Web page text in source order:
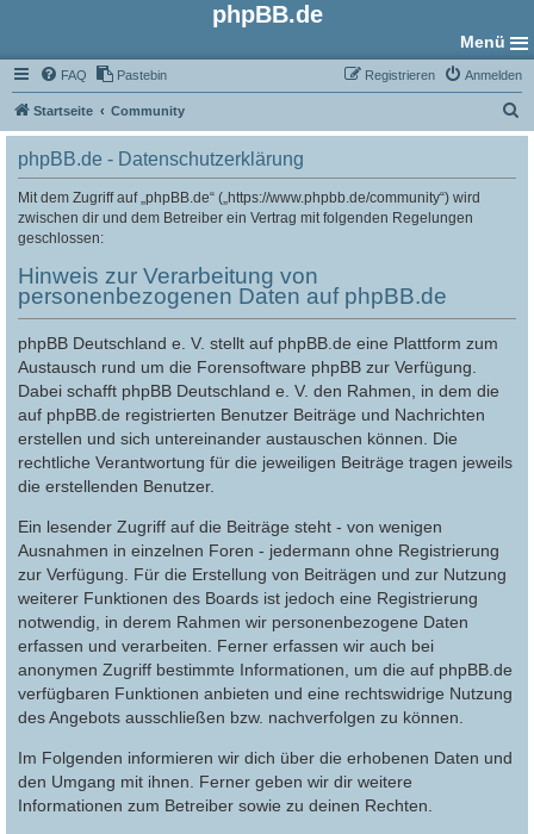
phpBB.de
Menü
FAQ Pastebin Anmelden
Registrieren
Startseite Community
u
phpBB.de - Datenschutzerklärung
Mit dem Zugriff auf „phpBB.de“ („https://www.phpbb.de/community“) wird
zwischen dir und dem Betreiber ein Vertrag mit folgenden Regelungen
geschlossen:
Hinweis zur Verarbeitung von
personenbezogenen Daten auf phpBB.de
phpBB Deutschland e. V. stellt auf phpBB.de eine Plattform zum
Austausch rund um die Forensoftware phpBB zur Verfügung.
Dabei schafft phpBB Deutschland e. V. den Rahmen, in dem die
auf phpBB.de registrierten Benutzer Beiträge und Nachrichten
erstellen und sich untereinander austauschen können. Die
rechtliche Verantwortung für die jeweiligen Beiträge tragen jeweils
die erstellenden Benutzer.
Ein lesender Zugriff auf die Beiträge steht - von wenigen
Ausnahmen in einzelnen Foren - jedermann ohne Registrierung
zur Verfügung. Für die Erstellung von Beiträgen und zur Nutzung
weiterer Funktionen des Boards ist jedoch eine Registrierung
notwendig, in derem Rahmen wir personenbezogene Daten
erfassen und verarbeiten. Ferner erfassen wir auch bei
anonymen Zugriff bestimmte Informationen, um die auf phpBB.de
verfügbaren Funktionen anbieten und eine rechtswidrige Nutzung
des Angebots ausschließen bzw. nachverfolgen zu können.
Im Folgenden informieren wir dich über die erhobenen Daten und
den Umgang mit ihnen. Ferner geben wir dir weitere
Informationen zum Betreiber sowie zu deinen Rechten.